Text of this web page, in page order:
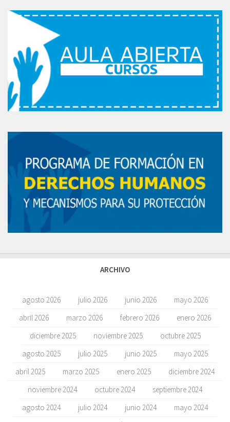
ARCHIVO
agosto 2026 julio 2026 junio 2026
mayo 2026
abril 2026
marzo 2026 febrero 2026
enero 2026
diciembre 2025
noviembre 2025
octubre 2025
agosto 2025
julio 2025 junio 2025
mayo 2025
abril 2025
marzo 2025 enero 2025
diciembre 2024
noviembre 2024
octubre 2024
septiembre 2024
agosto 2024
julio 2024 junio 2024
mayo 2024